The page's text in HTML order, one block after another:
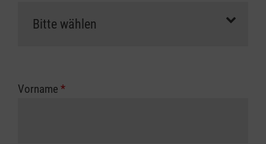
Vorname *